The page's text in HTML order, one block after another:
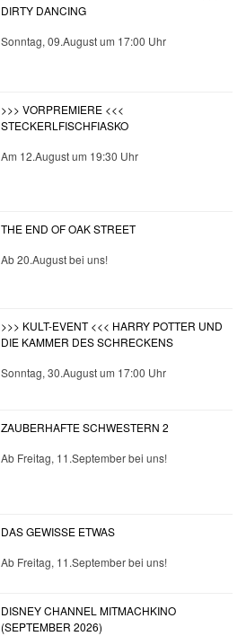
DIRTY DANCING
Sonntag, 09.August um 17:00 Uhr
>>> VORPREMIERE <<<
STECKERLFISCHFIASKO
Am 12.August um 19:30 Uhr
THE END OF OAK STREET
Ab 20.August bei uns!
>>> KULT-EVENT <<< HARRY POTTER UND
DIE KAMMER DES SCHRECKENS
Sonntag, 30.August um 17:00 Uhr
ZAUBERHAFTE SCHWESTERN 2
Ab Freitag, 11.September bei uns!
DAS GEWISSE ETWAS
Ab Freitag, 11.September bei uns!
DISNEY CHANNEL MITMACHKINO
(SEPTEMBER 2026)